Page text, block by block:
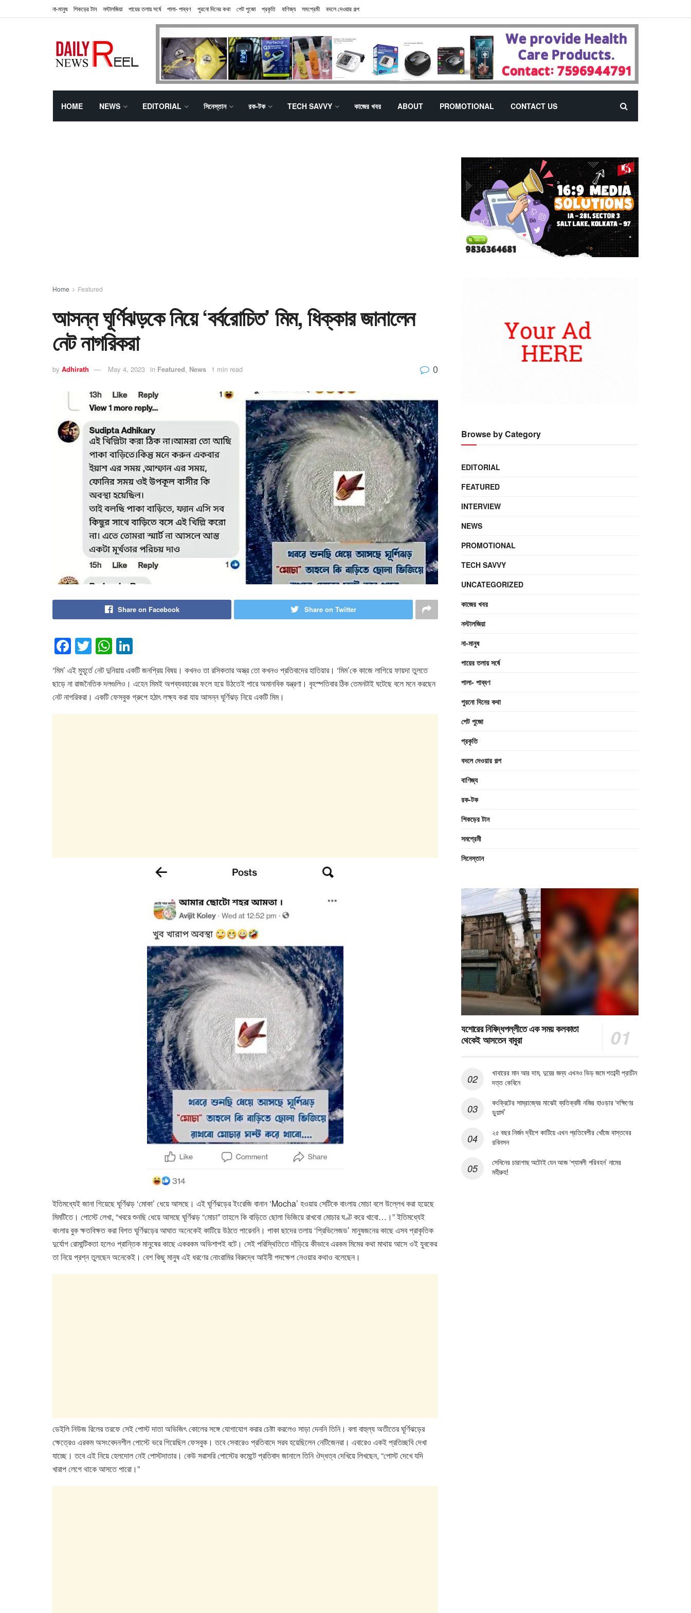
না-মানুষ শিকড়ের টান নস্টালজিয়া পায়ের তলায় সর্ষে পালা- পাব্বণ পুরনো দিনের কথা পেট পুজো প্রকৃতি বাণিজ্য সমপ্রেমী বদলে দেওয়ার গল্প
HOME NEWS EDITORIAL সিনেস্তান রক-টক TECH SAVVY কাজের খবর ABOUT PROMOTIONAL CONTACT US
Home Featured
আসন্ন ঘূর্ণিঝড়কে নিয়ে ‘বর্বরোচিত’ মিম, ধিক্কার জানালেন
নেট নাগরিকরা
by Adhirath May 4, 2023 in Featured, News 1 min read 0
Share on Facebook Share on Twitter
F
a
c
e
b
T
wi
tt
er
W
h
at
s
A
n
k
e
dI
‘মিম’ এই মুহূর্তে নেট দুনিয়ায় একটি জনপ্রিয় বিষয়। কখনও তা রসিকতার অস্ত্র তো কখনও প্রতিবাদের হাতিয়ার। ‘মিম’কে কাজে লাগিয়ে ফায়দা তুলতে
ছাড়ে না রাজনৈতিক দলগুলিও। এহেন মিমই অপব্যবহারের ফলে হয়ে উঠতেই পারে অমানবিক যন্ত্রণা। বৃহস্পতিবার ঠিক তেমনটাই ঘটেছে বলে মনে করছেন
নেট নাগরিকরা। একটি ফেসবুক গ্রুপে হঠাৎ লক্ষ্য করা যায় আসন্ন ঘূর্ণিঝড় নিয়ে একটি মিম।
ইতিমধ্যেই জানা গিয়েছে ঘূর্ণিঝড় ‘মোকা’ ধেয়ে আসছে। এই ঘূর্ণিঝড়ের ইংরেজি বানান ‘Mocha’ হওয়ায় সেটিকে বাংলায় মোচা বলে উল্লেখ করা হয়েছে
মিমটিতে। পোস্টে লেখা, “খবরে শুনছি ধেয়ে আসছে ঘূর্ণিঝড় “মোচা” তাহলে কি বাড়িতে ছোলা ভিজিয়ে রাখবো মোচার ঘণ্ট করে খাবো…।” ইতিমধ্যেই
বাংলার বুক ক্ষতবিক্ষত করা বিগত ঘূর্ণিঝড়ের আঘাত অনেকেই কাটিয়ে উঠতে পারেননি। পাকা ছাদের তলায় ‘প্রিভিলেজড’ মানুষজনের কাছে এসব প্রাকৃতিক
দুর্যোগ রোমান্টিকতা হলেও প্রান্তিক মানুষের কাছে একরকম অভিশাপই বটে। সেই পরিস্থিতিতে দাঁড়িয়ে কীভাবে এরকম মিমের কথা মাথায় আসে ওই যুবকের
তা নিয়ে প্রশ্ন তুলছেন অনেকেই। বেশ কিছু মানুষ এই ধরণের নোংরামির বিরুদ্ধে আইনী পদক্ষেপ নেওয়ার কথাও বলেছেন।
ডেইলি নিউজ রিলের তরফে সেই পোস্ট দাতা অভিজিৎ কোলের সঙ্গে যোগাযোগ করার চেষ্টা করলেও সাড়া দেননি তিনি। বলা বাহুল্য অতীতের ঘূর্ণিঝড়ের
ক্ষেত্রেও এরকম অসংবেদনশীল পোস্টে ভরে গিয়েছিল ফেসবুক। তবে সেবারেও প্রতিবাদে সরব হয়েছিলেন নেটিজেনরা। এবারেও একই প্রতিচ্ছবি দেখা
যাচ্ছে। তবে এই নিয়ে হেলদোল নেই পোস্টদাতার। কেউ সরাসরি পোস্টের কমেন্টে প্রতিবাদ জানালে তিনি ঔদ্ধত্ব দেখিয়ে লিখছেন, “পোস্ট দেখে যদি
খারাপ লেগে থাকে আসতে পারো।”
Browse by Category
EDITORIAL
FEATURED
INTERVIEW
NEWS
PROMOTIONAL
TECH SAVVY
UNCATEGORIZED
কাজের খবর
নস্টালজিয়া
না-মানুষ
পায়ের তলায় সর্ষে
পালা- পাব্বণ
পুরনো দিনের কথা
পেট পুজো
প্রকৃতি
বদলে দেওয়ার গল্প
বাণিজ্য
রক-টক
শিকড়ের টান
সমপ্রেমী
সিনেস্তান
যশোরের নিষিদ্ধপল্লীতে এক সময় কলকাতা
থেকেই আসতেন বাবুরা
খাবারের মান আর দাম, দুয়ের জন্য এখনও ভিড় জমে শতাব্দী প্রাচীন
দত্ত কেবিনে
কংক্রিটের সাম্রাজ্যের মাঝেই ব্যতিক্রমী নজির হাওড়ার ‘দক্ষিণের
ডুয়ার্স’
২৫ বছর নির্জন দ্বীপে কাটিয়ে এখন প্রতিবেশীর খোঁজে বাস্তবের
রবিনসন
সেদিনের চারাগাছ অটোই যেন আজ ‘শ্যামলী পরিবহন’ নামের
মহীরুহ!